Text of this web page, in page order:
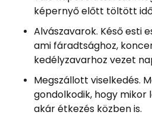
képernyő előtt töltött
Alvászavarok. Késő esti
ami fáradtsághoz,
kedélyzavarhoz vezet
Megszállott viselkedés.
gondolkodik, hogy mikor
akár étkezés közben is.